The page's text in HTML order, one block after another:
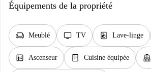
Équipements de la propriété
chair Meublé tv TV local_laundry_service Lave-linge
elevator Ascenseur kitchen Cuisine équipée balcony